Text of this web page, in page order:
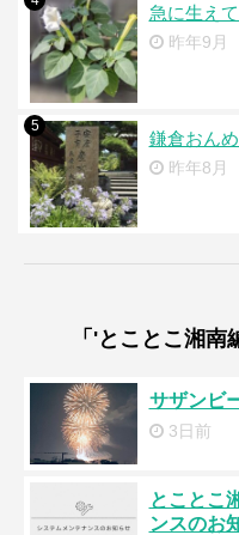
急に生え
昨年9月
5
鎌倉おん
昨年8月
「'とことこ湘
サザンビ
3日前
とことこ
ンスのお